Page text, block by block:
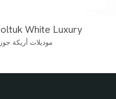
White Luxury
موديلات أريكة